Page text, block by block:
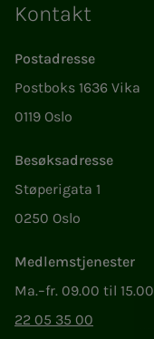
Kontakt
Postadresse
Postboks 1636 Vika
0119 Oslo
Besøksadresse
Støperigata 1
0250 Oslo
Medlemstjenester
Ma.–fr. 09.00 til 15.00
22 05 35 00